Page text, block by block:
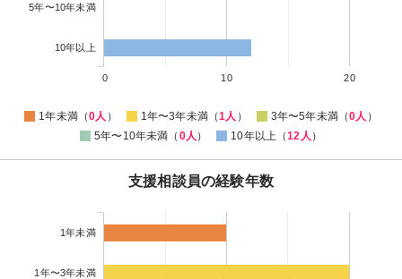
5年〜10年未満
10年以上
0 10 20
1年未満（0人 ） 1年〜3年未満（1人 ） 3年〜5年未満（0人 ）
5年〜10年未満（ 0人 ） 10年以上（12人 ）
支援相談員の経験年数
1年未満
1年〜3年未満